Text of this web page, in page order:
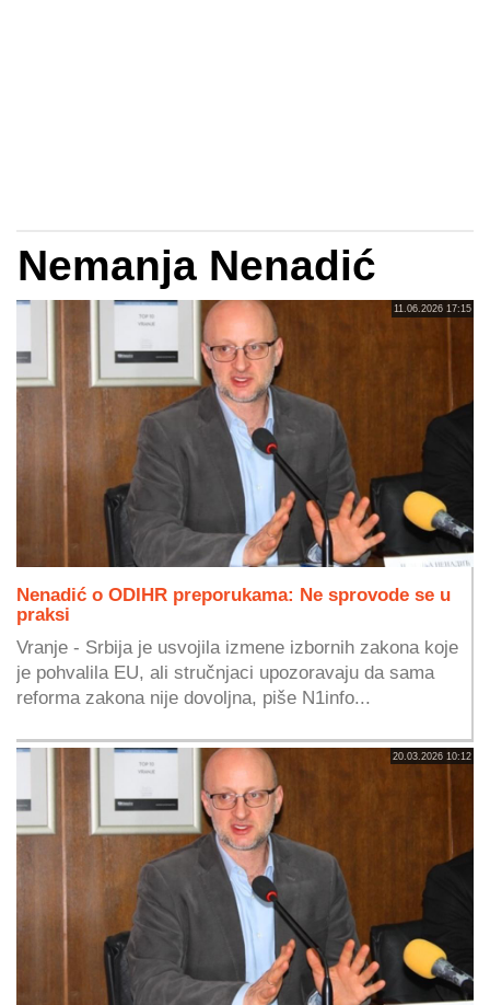
Nemanja Nenadić
11.06.2026 17:15
Nenadić o ODIHR preporukama: Ne sprovode se u
praksi
Vranje - Srbija je usvojila izmene izbornih zakona koje
je pohvalila EU, ali stručnjaci upozoravaju da sama
reforma zakona nije dovoljna, piše N1info...
20.03.2026 10:12